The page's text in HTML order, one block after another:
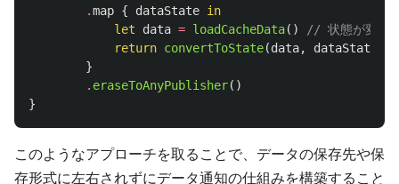
.map { dataState in
let
data = loadCacheData()
// 状態が変化
return convertToState(data, dataState
}
. eraseToAnyPublisher()
}
このようなアプローチを取ることで、データの保存先や保
存形式に左右されずにデータ通知の仕組みを構築すること